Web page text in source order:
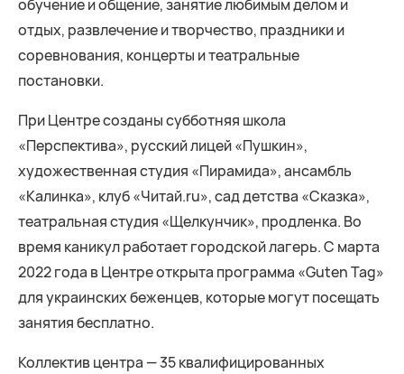
обучение и общение, занятие любимым делом и
отдых, развлечение и творчество, праздники и
соревнования, концерты и театральные
постановки.
При Центре созданы субботняя школа
«Перспектива», русский лицей «Пушкин»,
художественная студия «Пирамида», ансамбль
«Калинка», клуб «Читай.ru», сад детства «Сказка»,
театральная студия «Щелкунчик», продленка. Во
время каникул работает городской лагерь. C марта
2022 года в Центре открыта программа «Guten Tag»
для украинских беженцев, которые могут посещать
занятия бесплатно.
Коллектив центра — 35 квалифицированных